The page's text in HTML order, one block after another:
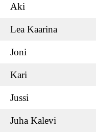
Aki
Lea Kaarina
Joni
Kari
Jussi
Juha Kalevi